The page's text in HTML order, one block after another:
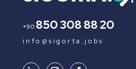
+90 850 308 88 20
info@sigorta.jobs